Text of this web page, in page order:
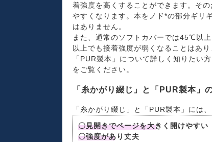
着強度を高くすることができます。そ
やすくなります。本をノド*の部分ギリ
はありません。
また、通常のソフトカバーでは45℃以
以上でも接着強度が弱くなることはあり
「PUR製本」について詳しく知りたい方
をご覧ください。
「糸かがり綴じ」と「PUR製本」
「糸かがり綴じ」と「PUR製本」には
〇見開きでページを大きく開けやすい
〇強度があり丈夫